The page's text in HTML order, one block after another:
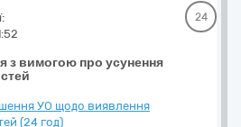
з вимогою про усунення
24
УО щодо виявлення
(24 год)